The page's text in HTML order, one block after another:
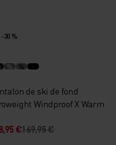
-30 %
% %
de ski de fond
Windproof X Warm
€169,95 €